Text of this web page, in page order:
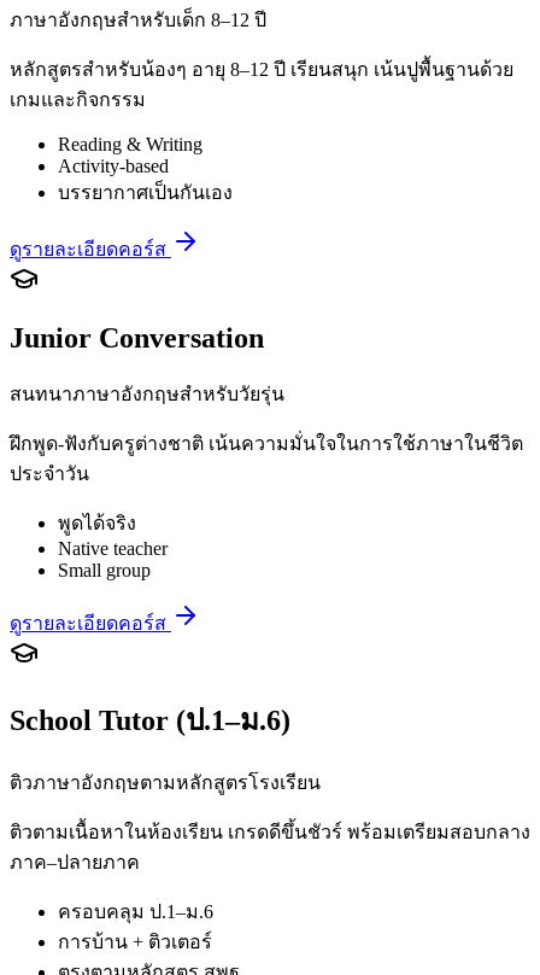
ภาษาอังกฤษสำหรับเด็ก 8–12 ปี
หลักสูตรสำหรับน้องๆ อายุ 8–12 ปี เรียนสนุก เน้นปูพื้นฐานด้วย
เกมและกิจกรรม
Reading & Writing
Activity-based
บรรยากาศเป็นกันเอง
ดูรายละเอียดคอร์ส
Junior Conversation
สนทนาภาษาอังกฤษสำหรับวัยรุ่น
ฝึกพูด-ฟังกับครูต่างชาติ เน้นความมั่นใจในการใช้ภาษาในชีวิต
ประจำวัน
พูดได้จริง
Native teacher
Small group
ดูรายละเอียดคอร์ส
School Tutor (ป.1–ม.6)
ติวภาษาอังกฤษตามหลักสูตรโรงเรียน
ติวตามเนื้อหาในห้องเรียน เกรดดีขึ้นชัวร์ พร้อมเตรียมสอบกลาง
ภาค–ปลายภาค
ครอบคลุม ป.1–ม.6
การบ้าน + ติวเตอร์